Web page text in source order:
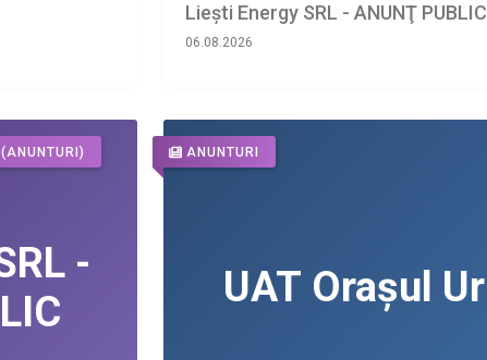
Liești Energy SRL - ANUNŢ PUBLIC
06.08.2026
(ANUNTURI) ANUNTURI